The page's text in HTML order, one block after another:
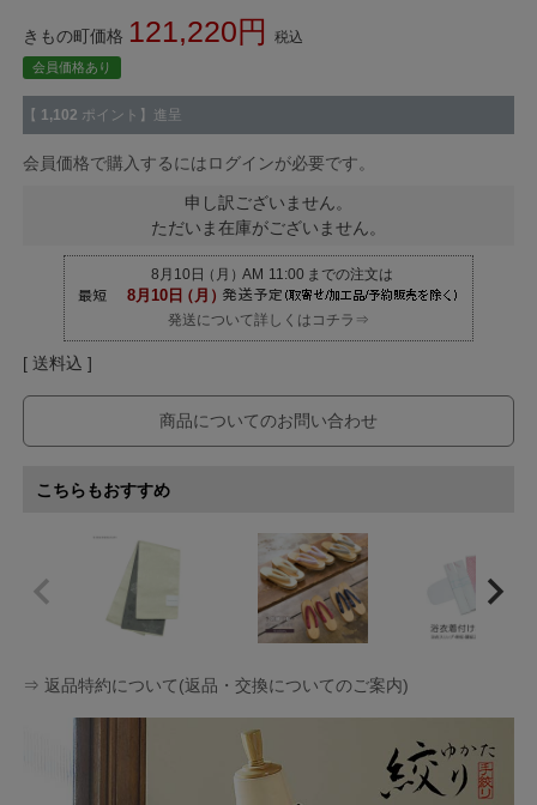
きもの町価格 121,220 税込
会員価格あり
【 1,102 ポイント】進呈
会員価格で購入するにはログインが必要です。
申し訳ございません。
ただいま在庫がございません。
発送について詳しくはコチラ⇒
送料込
商品についてのお問い合わせ
こちらもおすすめ
⇒ 返品特約について(返品・交換についてのご案内)